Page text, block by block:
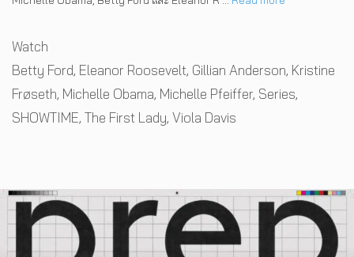
Categories
Watch
Tags
Betty Ford, Eleanor Roosevelt, Gillian Anderson, Kristine
Frøseth, Michelle Obama, Michelle Pfeiffer, Series,
SHOWTIME, The First Lady, Viola Davis